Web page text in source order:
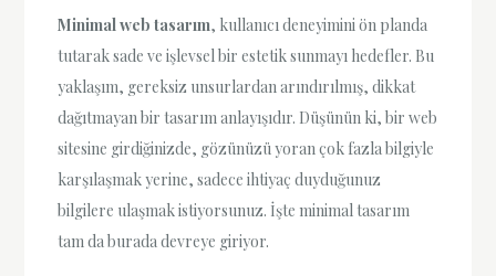
Minimal web tasarım, kullanıcı deneyimini ön planda
tutarak sade ve işlevsel bir estetik sunmayı hedefler. Bu
yaklaşım, gereksiz unsurlardan arındırılmış, dikkat
dağıtmayan bir tasarım anlayışıdır. Düşünün ki, bir web
sitesine girdiğinizde, gözünüzü yoran çok fazla bilgiyle
karşılaşmak yerine, sadece ihtiyaç duyduğunuz
bilgilere ulaşmak istiyorsunuz. İşte minimal tasarım
tam da burada devreye giriyor.